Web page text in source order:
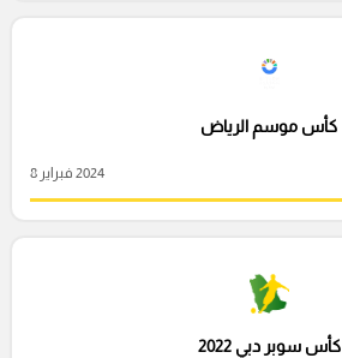
كأس موسم الرياض
2024 فبراير 8
كأس سوبر دبي 2022